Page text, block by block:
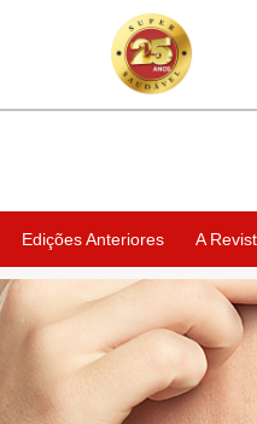
Edições Anteriores A